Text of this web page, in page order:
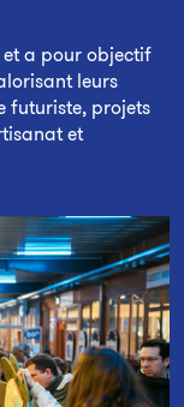
et a pour objectif
leurs
futuriste, projets
et